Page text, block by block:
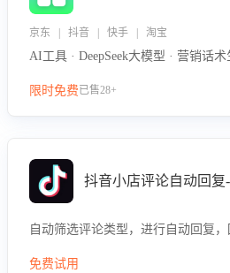
京东 | 抖音 | 快手 | 淘宝
AI工具 · DeepSeek大模型 · 营销话
限时免费已售28+
抖音小店评论自动回复
自动筛选评论类型，进行自动回复
免费试用